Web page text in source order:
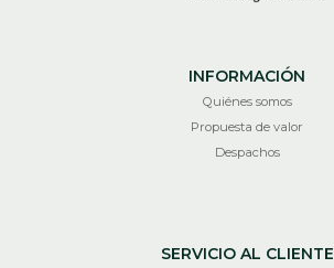
INFORMACIÓN
Quiénes somos
Propuesta de valor
Despachos
SERVICIO AL CLIENTE